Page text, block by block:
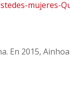
mujeres-
En 2015,